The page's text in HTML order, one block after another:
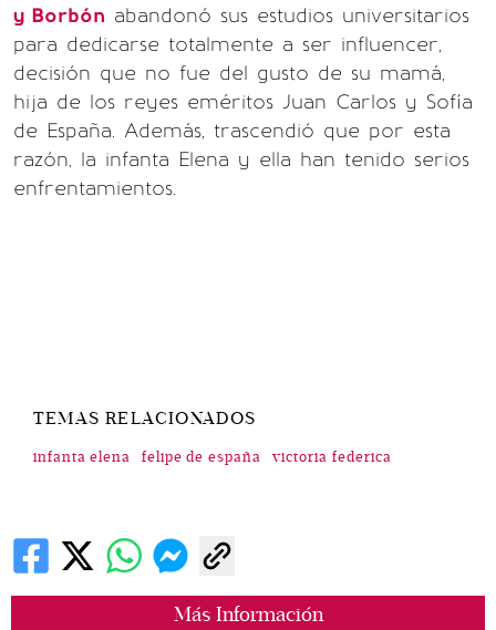
Más Información
y Borbón abandonó sus estudios universitarios
para dedicarse totalmente a ser influencer,
decisión que no fue del gusto de su mamá,
hija de los reyes eméritos Juan Carlos y Sofía
de España. Además, trascendió que por esta
razón, la infanta Elena y ella han tenido serios
enfrentamientos.
TEMAS RELACIONADOS
infanta elena felipe de españa victoria federica